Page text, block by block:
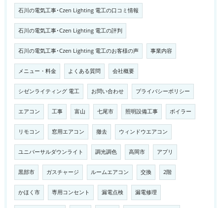
石川の電気工事･Czen Lighting 電工の口コミ情報
石川の電気工事･Czen Lighting 電工の評判
石川の電気工事･Czen Lighting 電工のお客様の声 事業内容
メニュー・料金 よくある質問 会社概要
シゼンライティング 電工 お問い合わせ プライバシーポリシー
エアコン 工事 富山 七尾市 照明設備工事 ボイラー
リモコン 窓用エアコン 撤去 ウィンドウエアコン
ユニバーサルダウンライト 調光調色 高岡市 アプリ
黒部市 ガスチャージ ルームエアコン 交換 2階
かほく市 専用コンセント 漏電点検 漏電修理